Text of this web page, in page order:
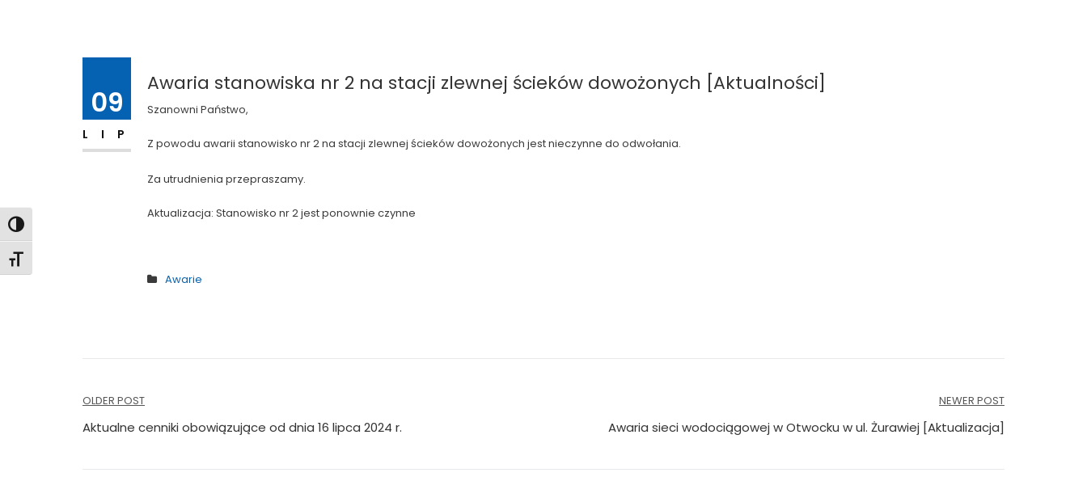
Toggle High Contrast
Toggle Font size
09
LIP
Awaria stanowiska nr 2 na stacji zlewnej ścieków dowożonych [Aktualności]
Szanowni Państwo,
Z powodu awarii stanowisko nr 2 na stacji zlewnej ścieków dowożonych jest nieczynne do odwołania.
Za utrudnienia przepraszamy.
Aktualizacja: Stanowisko nr 2 jest ponownie czynne
Awarie
Nawigacja
wpisu
OLDER POST
Aktualne cenniki obowiązujące od dnia 16 lipca 2024 r.
NEWER POST
Awaria sieci wodociągowej w Otwocku w ul. Żurawiej [Aktualizacja]